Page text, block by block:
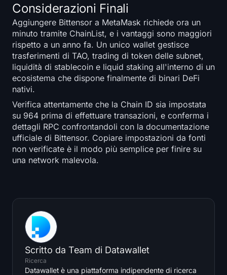
Considerazioni Finali
Aggiungere Bittensor a MetaMask richiede ora un
minuto tramite ChainList, e i vantaggi sono maggiori
rispetto a un anno fa. Un unico wallet gestisce
trasferimenti di TAO, trading di token delle subnet,
liquidità di stablecoin e liquid staking all'interno di un
ecosistema che dispone finalmente di binari DeFi
nativi.
Verifica attentamente che la Chain ID sia impostata
su 964 prima di effettuare transazioni, e conferma i
dettagli RPC confrontandoli con la documentazione
ufficiale di Bittensor. Copiare impostazioni da fonti
non verificate è il modo più semplice per finire su
una network malevola.
Scritto da Team di Datawallet
Ricerca
Datawallet è una piattaforma indipendente di ricerca